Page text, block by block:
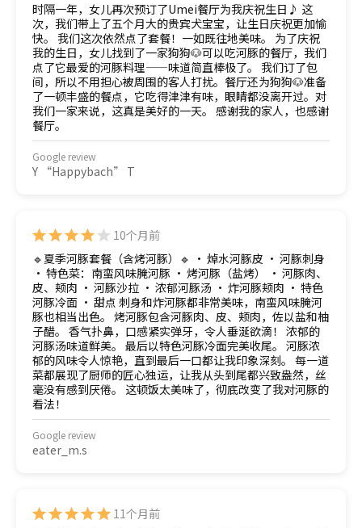
时隔一年，女儿再次预订了Umei餐厅为我庆祝生日♪ 这
次，我们带上了五个月大的贵宾犬宝宝，让生日庆祝更加愉
快。 我们这次依然点了套餐！一如既往地美味。 为了庆祝
我的生日，女儿找到了一家狗狗🐶可以吃河豚的餐厅，我们
点了它最爱的河豚料理——味道简直棒极了。 我们订了包
间，所以不用担心被周围的客人打扰。餐厅还为狗狗🐶准备
了一顿丰盛的餐点，它吃得津津有味，眼睛都没离开过。对
我们一家来说，这真是美好的一天。 感谢我的家人，也感谢
餐厅。
Google review
Y “Happybach” T
10个月前
🔹夏季河豚套餐（含烤河豚）🔹 • 焯水河豚皮 • 河豚刺身
• 特色菜：南蛮风味腌河豚 • 烤河豚（盐烤） • 河豚肉、
皮、颊肉 • 河豚沙拉 • 浓郁河豚汤 • 炸河豚颊肉 • 特色
河豚冷面 • 甜点 刺身和炸河豚都非常美味，南蛮风味腌河
豚也相当出色。 烤河豚包含河豚肉、皮、颊肉，佐以盐和柚
子醋。 香气扑鼻，口感紧实弹牙，令人垂涎欲滴！ 浓郁的
河豚汤味道鲜美。 最后以特色河豚冷面完美收尾。 河豚浓
郁的风味令人惊艳，直到最后一口都让我印象深刻。 每一道
菜都展现了厨师的匠心独运，让我从头到尾都兴致盎然，丝
毫没有感到厌倦。 这顿饭太美味了，彻底改变了我对河豚的
看法！
Google review
eater_m.s
11个月前